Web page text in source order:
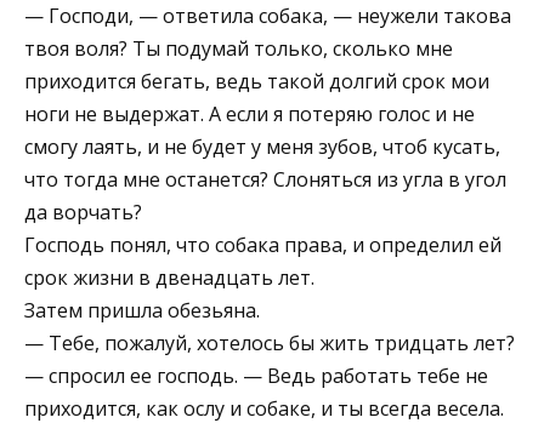
— Господи, — ответила собака, — неужели такова
твоя воля? Ты подумай только, сколько мне
приходится бегать, ведь такой долгий срок мои
ноги не выдержат. А если я потеряю голос и не
смогу лаять, и не будет у меня зубов, чтоб кусать,
что тогда мне останется? Слоняться из угла в угол
да ворчать?
Господь понял, что собака права, и определил ей
срок жизни в двенадцать лет.
Затем пришла обезьяна.
— Тебе, пожалуй, хотелось бы жить тридцать лет?
— спросил ее господь. — Ведь работать тебе не
приходится, как ослу и собаке, и ты всегда весела.